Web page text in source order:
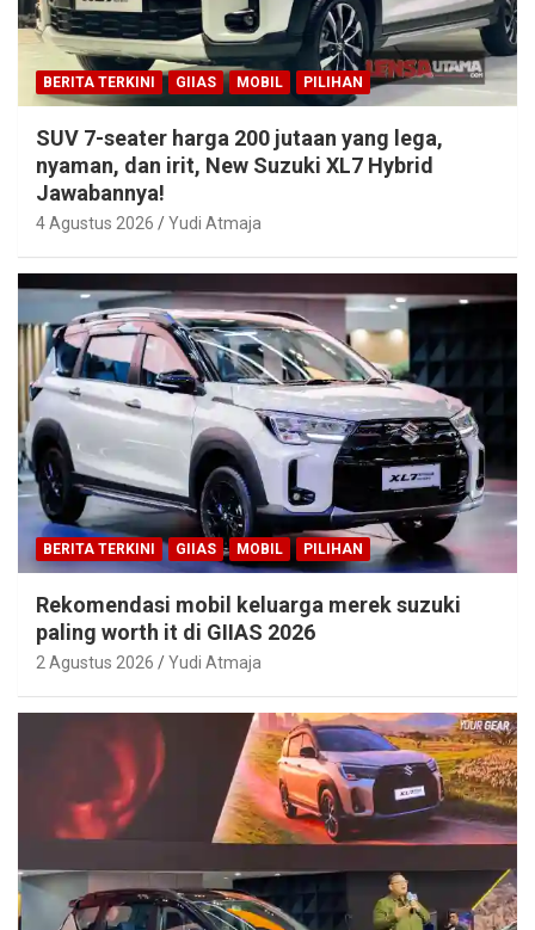
BERITA TERKINI GIIAS MOBIL PILIHAN
SUV 7-seater harga 200 jutaan yang lega,
nyaman, dan irit, New Suzuki XL7 Hybrid
Jawabannya!
4 Agustus 2026 Yudi Atmaja
BERITA TERKINI GIIAS MOBIL PILIHAN
Rekomendasi mobil keluarga merek suzuki
paling worth it di GIIAS 2026
2 Agustus 2026 Yudi Atmaja